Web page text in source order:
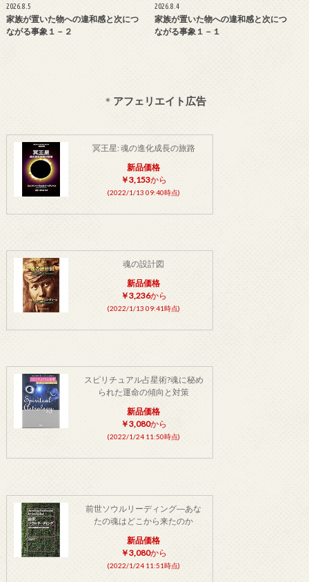
2026.8.5
家族が置いた物への違和感と次につ
ながる事象１－２
2026.8.4
家族が置いた物への違和感と次につ
ながる事象１－１
＊ アフェリエイト広告
冥王星: 魂の進化成長の旅路
新品価格
￥3,153から
(2022/1/13 09:40時点)
魂の設計図
新品価格
￥3,236から
(2022/1/13 09:41時点)
スピリチュアル占星術?魂に秘め
られた運命の傾向と対策
新品価格
￥3,080から
(2022/1/24 11:50時点)
前世ソウルリーディング―あな
たの魂はどこから来たのか
新品価格
￥3,080から
(2022/1/24 11:51時点)